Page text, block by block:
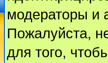
модераторы и
Пожалуйста,
для того,